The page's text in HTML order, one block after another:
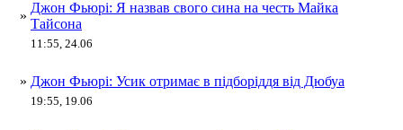
»
Джон Фьюрі: Я назвав свого сина на честь Майка
Тайсона
11:55, 24.06
» Джон Фьюрі: Усик отримає в підборіддя від Дюбуа
19:55, 19.06